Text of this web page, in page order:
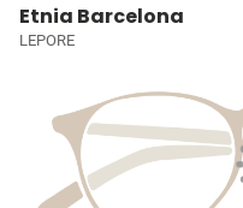
Etnia Barcelona
LEPORE